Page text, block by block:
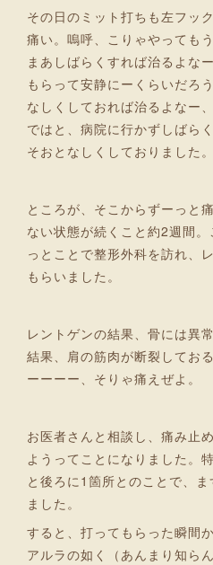
その日のミット打ちも左フッ
痛い。嗚呼、こりゃやっても
まあしばらくすれば治るよな
もらって安静にーくらいだろ
なしくしておれば治るよなー
ではと、病院に行かずしばら
そおとなしくしておりました。
ところが、そこからずーっと
ない状態が続くこと約2週間。
っとことで整形外科を訪れ、
もらいました。
レントゲンの結果、骨には異
結果、肩の筋肉が断裂してお
ーーーー、そりゃ痛えぜよ。
お医者さんと相談し、痛み止
ようってことになりました。
と後ろに1箇所とのことで、
ました。
すると、打ってもらった瞬間
アルラの如く（あんまり知ら